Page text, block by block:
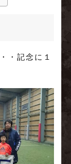
・記念に１